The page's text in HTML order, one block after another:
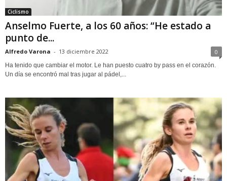
Ciclismo
Anselmo Fuerte, a los 60 años: “He estado a
punto de...
Alfredo Varona - 13 diciembre 2022 0
Ha tenido que cambiar el motor. Le han puesto cuatro by pass en el corazón.
Un día se encontró mal tras jugar al pádel,...